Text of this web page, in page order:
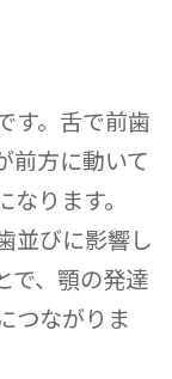
す。舌で前歯
前方に動いて
ります。
並びに影響し
で、顎の発達
つながりま